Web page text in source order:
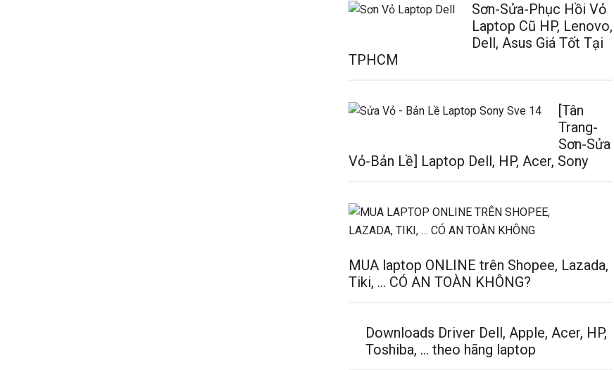
Sơn-Sửa-Phục Hồi Vỏ
Laptop Cũ HP, Lenovo,
Dell, Asus Giá Tốt Tại
TPHCM
[Tân
Trang-
Sơn-Sửa
Vỏ-Bản Lề] Laptop Dell, HP, Acer, Sony
MUA laptop ONLINE trên Shopee, Lazada,
Tiki, … CÓ AN TOÀN KHÔNG?
Downloads Driver Dell, Apple, Acer, HP,
Toshiba, … theo hãng laptop